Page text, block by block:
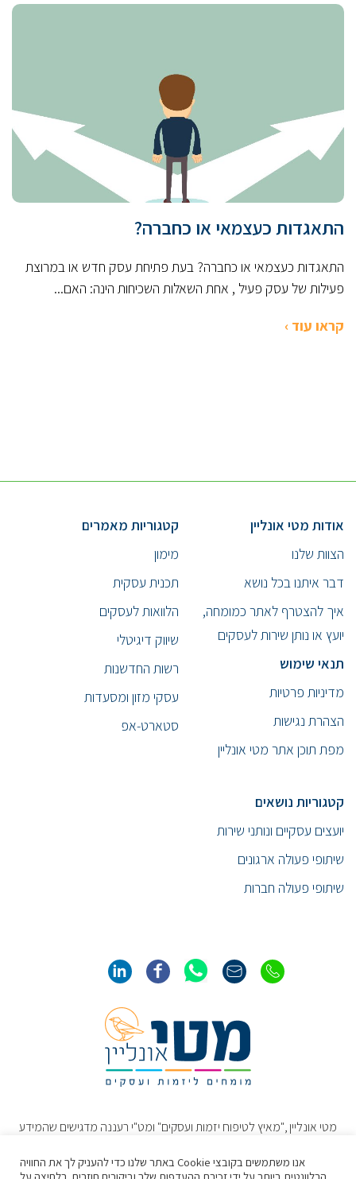
התאגדות כעצמאי או כחברה?
התאגדות כעצמאי או כחברה? בעת פתיחת עסק חדש או במרוצת
פעילות של עסק פעיל , אחת השאלות השכיחות הינה: האם...
קראו עוד ›
אודות מטי אונליין
הצוות שלנו
דבר איתנו בכל נושא
איך להצטרף לאתר כמומחה,
יועץ או נותן שירות לעסקים
תנאי שימוש
מדיניות פרטיות
הצהרת נגישות
מפת תוכן אתר מטי אונליין
קטגוריות מאמרים
מימון
תכנית עסקית
הלוואות לעסקים
שיווק דיגיטלי
רשות החדשנות
עסקי מזון ומסעדות
סטארט-אפ
קטגוריות נושאים
יועצים עסקיים ונותני שירות
שיתופי פעולה ארגונים
שיתופי פעולה חברות
מטי אונליין ,"מאיץ לטיפוח יזמות ועסקים" ומט"י רעננה מדגישים שהמידע
אלו אינם מהווים חוות דעת או עצה מקצועיתˎ או תחליף להתייעצות ישירה
אנו משתמשים בקובצי Cookie באתר שלנו כדי להעניק לך את החוויה